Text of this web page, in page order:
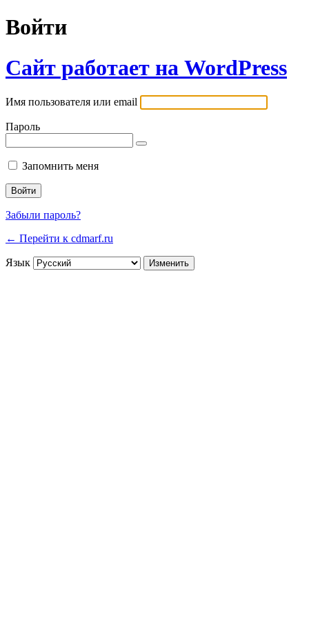
Войти
Сайт работает на WordPress
Имя пользователя или email
Пароль
Запомнить меня
Забыли пароль?
← Перейти к cdmarf.ru
Язык